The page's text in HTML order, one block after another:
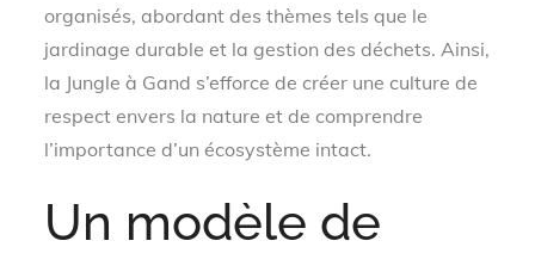
organisés, abordant des thèmes tels que le
jardinage durable et la gestion des déchets. Ainsi,
la Jungle à Gand s’efforce de créer une culture de
respect envers la nature et de comprendre
l’importance d’un écosystème intact.
Un modèle de